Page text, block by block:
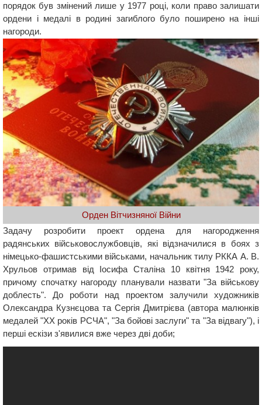
порядок був змінений лише у 1977 році, коли право залишати
ордени і медалі в родині загиблого було поширено на інші
нагороди.
Орден Вітчизняної Війни
Задачу розробити проект ордена для нагородження
радянських військовослужбовців, які відзначилися в боях з
німецько-фашистськими військами, начальник тилу РККА А. В.
Хрульов отримав від Іосифа Сталіна 10 квітня 1942 року,
причому спочатку нагороду планували назвати "За військову
доблесть". До роботи над проектом залучили художників
Олександра Кузнєцова та Сергія Дмитрієва (автора малюнків
медалей "ХХ років РСЧА", "За бойові заслуги" та "За відвагу"), і
перші ескізи з'явилися вже через дві доби;